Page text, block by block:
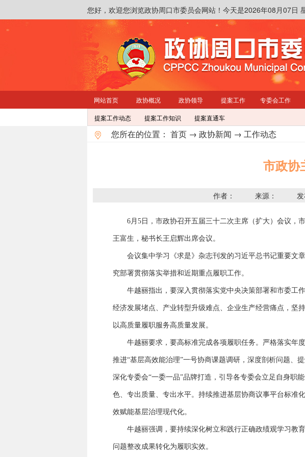
您好，欢迎您浏览政协周口市委员会网站！ 今天是2026年08月07日
网站首页 政协概况 政协领导 提案工作 专委会工作
提案工作动态 提案工作知识 提案直通车
您所在的位置： 首页 → 政协新闻 → 工作动态
市政协
作者： 来源：
6月5日，市政协召开五届三十二次主席（扩大）会议，市
王富生，秘书长王启辉出席会议。
会议集中学习《求是》杂志刊发的习近平总书记重要文章
究部署贯彻落实举措和近期重点履职工作。
牛越丽指出，要深入贯彻落实党中央决策部署和市委工作
经济发展堵点、产业转型升级难点、企业生产经营痛点，坚
以高质量履职服务高质量发展。
牛越丽要求，要高标准完成各项履职任务。严格落实年度
推进“基层高效能治理”一号协商课题调研，深度剖析问题、
深化专委会“一委一品”品牌打造，引导各专委会立足自身职
色、专出质量、专出水平。持续推进基层协商议事平台标准
效赋能基层治理现代化。
牛越丽强调，要持续深化树立和践行正确政绩观学习教育
问题整改成果转化为履职实效。